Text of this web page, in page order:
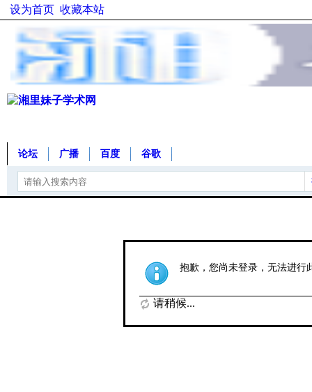
设为首页 收藏本站
论坛 广播 百度 谷歌
抱歉，您尚未登录，无法进行
请稍候...